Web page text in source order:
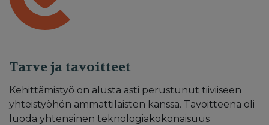
Tarve ja tavoitteet
Kehittämistyö on alusta asti perustunut tiiviiseen
yhteistyöhön ammattilaisten kanssa. Tavoitteena oli
luoda yhtenäinen teknologiakokonaisuus